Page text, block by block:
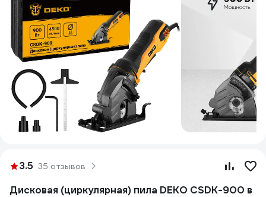
3.5 35 отзывов
Дисковая (циркулярная) пила DEKO CSDK-900 в